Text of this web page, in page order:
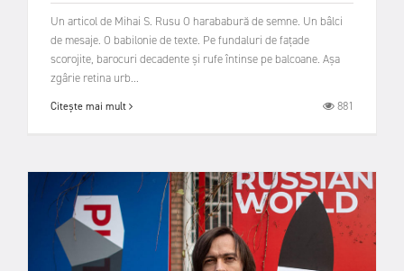
Un articol de Mihai S. Rusu O harababură de semne. Un bâlci
de mesaje. O babilonie de texte. Pe fundaluri de fațade
scorojite, barocuri decadente și rufe întinse pe balcoane. Așa
zgârie retina urb...
Citește mai mult 881